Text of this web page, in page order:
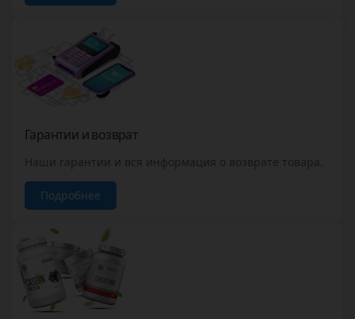
Гарантии и возврат
Наши гарантии и вся информация о возврате товара.
Подробнее